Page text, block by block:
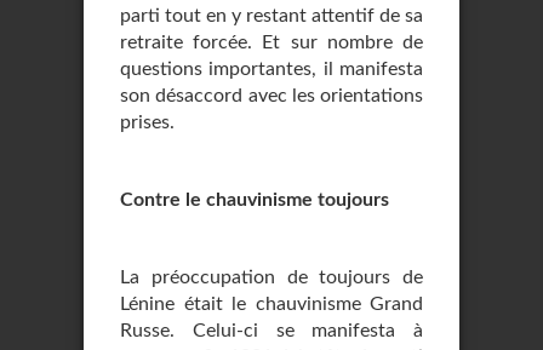
parti tout en y restant attentif de sa
retraite forcée. Et sur nombre de
questions importantes, il manifesta
son désaccord avec les orientations
prises.
Contre le chauvinisme toujours
La préoccupation de toujours de
Lénine était le chauvinisme Grand
Russe. Celui-ci se manifesta à